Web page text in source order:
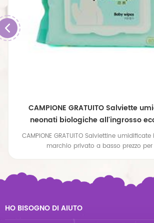
CAMPIONE GRATUITO Salviette
neonati biologiche all'ingrosso
personalizzate in
CAMPIONE GRATUITO Salviettine
marchio privato a basso prezzo
HO BISOGNO DI AIUTO